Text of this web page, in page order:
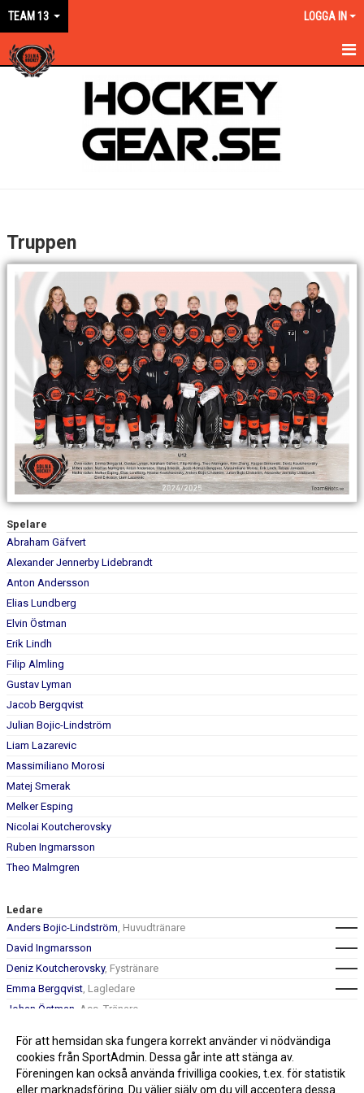
TEAM 13 LOGGA IN
BILDGALLERI
DOKUMENT
KONTAKT
Truppen
Spelare
Abraham Gäfvert
Alexander Jennerby Lidebrandt
Anton Andersson
Elias Lundberg
Elvin Östman
Erik Lindh
Filip Almling
Gustav Lyman
Jacob Bergqvist
Julian Bojic-Lindström
Liam Lazarevic
Massimiliano Morosi
Matej Smerak
Melker Esping
Nicolai Koutcherovsky
Ruben Ingmarsson
Theo Malmgren
Ledare
Anders Bojic-Lindström, Huvudtränare
David Ingmarsson
Deniz Koutcherovsky, Fystränare
Emma Bergqvist, Lagledare
Johan Östman , Ass. Tränare
Tobias Jonsson
, Målvaktstränare
För att hemsidan ska fungera korrekt använder vi nödvändiga
cookies från SportAdmin. Dessa går inte att stänga av.
Föreningen kan också använda frivilliga cookies, t.ex. för statistik
eller marknadsföring. Du väljer själv om du vill acceptera dessa.